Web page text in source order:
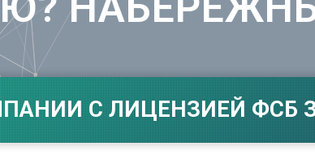
Махачкала
Набережные Челны
Нижний Новгород
Нижний Тагил
Новокузнецк
Сочи
С ЛИЦЕНЗИЕЙ ФСБ